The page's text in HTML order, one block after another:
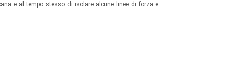
e al tempo stesso di isolare alcune linee di forza e